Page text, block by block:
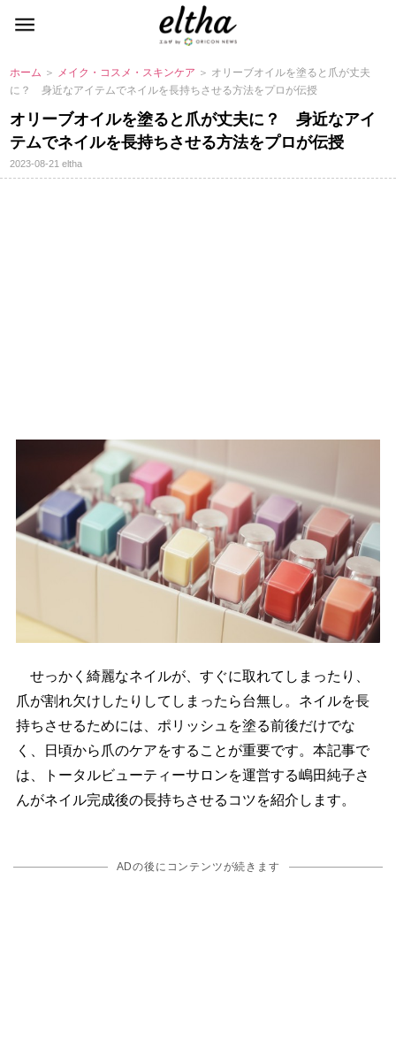
ホーム ＞ メイク・コスメ・スキンケア ＞ オリーブオイルを塗ると爪が丈夫
に？ 身近なアイテムでネイルを長持ちさせる方法をプロが伝授
オリーブオイルを塗ると爪が丈夫に？ 身近なアイ
テムでネイルを長持ちさせる方法をプロが伝授
2023-08-21eltha
せっかく綺麗なネイルが、すぐに取れてしまったり、
爪が割れ欠けしたりしてしまったら台無し。ネイルを長
持ちさせるためには、ポリッシュを塗る前後だけでな
く、日頃から爪のケアをすることが重要です。本記事で
は、トータルビューティーサロンを運営する嶋田純子さ
んがネイル完成後の長持ちさせるコツを紹介します。
ADの後にコンテンツが続きます